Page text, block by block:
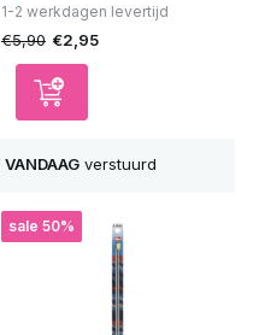
1-2 werkdagen levertijd
€5,90 €2,95
VANDAAGverstuurd
sale 50%